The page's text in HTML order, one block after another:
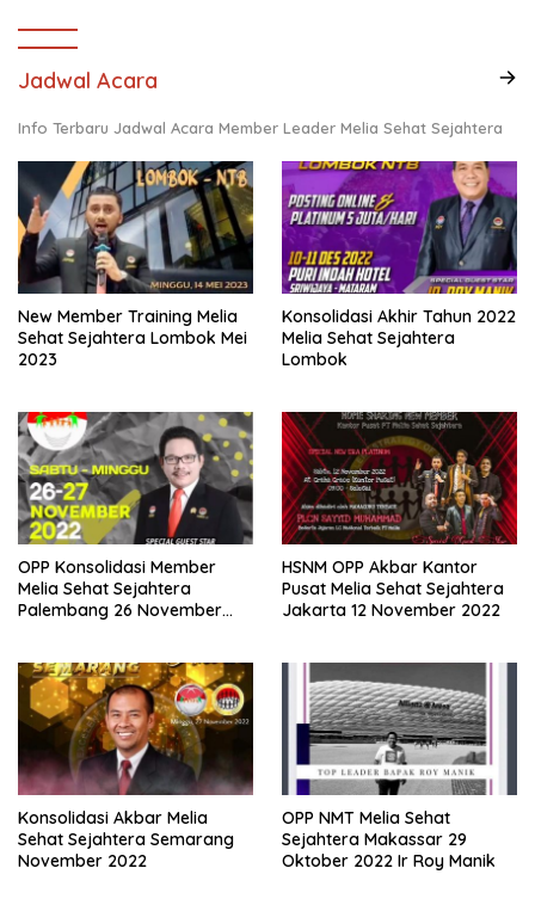
Jadwal Acara
Info Terbaru Jadwal Acara Member Leader Melia Sehat Sejahtera
New Member Training Melia
Sehat Sejahtera Lombok Mei
2023
Konsolidasi Akhir Tahun 2022
Melia Sehat Sejahtera
Lombok
OPP Konsolidasi Member
Melia Sehat Sejahtera
Palembang 26 November
HSNM OPP Akbar Kantor
Pusat Melia Sehat Sejahtera
Jakarta 12 November 2022
Konsolidasi Akbar Melia
Sehat Sejahtera Semarang
November 2022
OPP NMT Melia Sehat
Sejahtera Makassar 29
Oktober 2022 Ir Roy Manik